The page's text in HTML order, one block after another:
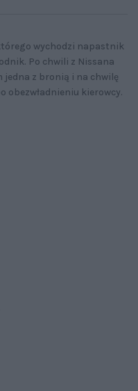
wychodzi napastnik
Po chwili z Nissana
jedna z bronią i na chwilę
obezwładnieniu kierowcy.